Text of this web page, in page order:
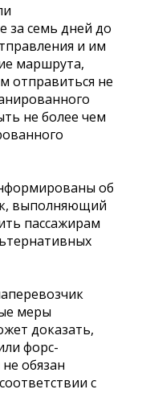
за семь дней до
и им
маршрута,
отправиться не
не более чем
об
выполняющий
пассажирам
меры
доказать,
форс-
обязан
с